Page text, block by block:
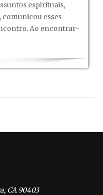
Grupo
viaja
espirituais,
esses
Ao encontrar-
CA 90403